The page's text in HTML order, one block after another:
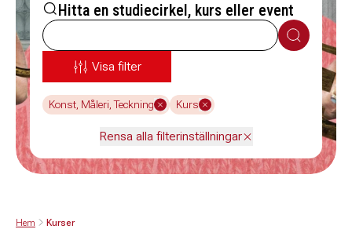
Hitta en studiecirkel, kurs eller event
Sök
Visa filter
Konst, Måleri, Teckning Kurs
Rensa alla filterinställningar
Hem Kurser